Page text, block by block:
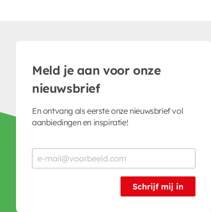
Meld je aan voor onze
nieuwsbrief
En ontvang als eerste onze nieuwsbrief vol
aanbiedingen en inspiratie!
Schrijf mij in